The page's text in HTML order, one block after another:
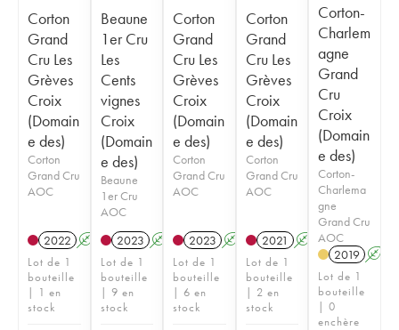
Corton
Grand
Cru Les
Grèves
Croix
(Domain
e des)
Corton
Grand Cru
AOC
2022 A
Lot de 1
bouteille
| 1 en
stock
Beaune
1er Cru
Les
Cents
vignes
Croix
(Domain
e des)
Beaune
1er Cru
AOC
2023 A
Lot de 1
bouteille
| 9 en
stock
Corton
Grand
Cru Les
Grèves
Croix
(Domain
e des)
Corton
Grand Cru
AOC
2023 A
Lot de 1
bouteille
| 6 en
stock
Corton
Grand
Cru Les
Grèves
Croix
(Domain
e des)
Corton
Grand Cru
AOC
2021 A
Lot de 1
bouteille
| 2 en
stock
Corton-
Charlem
agne
Grand
Cru
Croix
(Domain
e des)
Corton-
Charlema
gne
Grand Cru
AOC
2019 A
Lot de 1
bouteille
| 0
enchère